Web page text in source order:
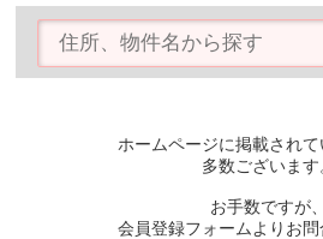
ホームページに掲載され
多数ございます
お手数ですが、
会員登録フォームよりお問